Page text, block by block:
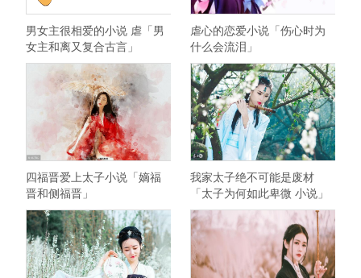
男女主很相爱的小说 虐「男
女主和离又复合古言」
虐心的恋爱小说「伤心时为
什么会流泪」
四福晋爱上太子小说「嫡福
晋和侧福晋」
我家太子绝不可能是废材
「太子为何如此卑微 小说」